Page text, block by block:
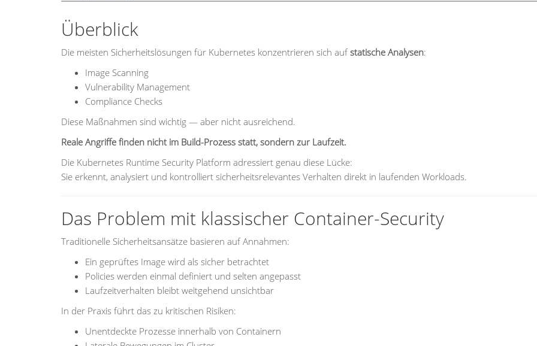
Überblick
Die meisten Sicherheitslösungen für Kubernetes konzentrieren sich aufstatische Analysen:
Image Scanning
Vulnerability Management
Compliance Checks
Diese Maßnahmen sind wichtig — aber nicht ausreichend.
Reale Angriffe finden nicht im Build-Prozess statt, sondern zur Laufzeit.
Die Kubernetes Runtime Security Platform adressiert genau diese Lücke:
Sie erkennt, analysiert und kontrolliert sicherheitsrelevantes Verhalten direkt in laufenden Workloads.
Das Problem mit klassischer Container-Security
Traditionelle Sicherheitsansätze basieren auf Annahmen:
Ein geprüftes Image wird als sicher betrachtet
Policies werden einmal definiert und selten angepasst
Laufzeitverhalten bleibt weitgehend unsichtbar
In der Praxis führt das zu kritischen Risiken:
Unentdeckte Prozesse innerhalb von Containern